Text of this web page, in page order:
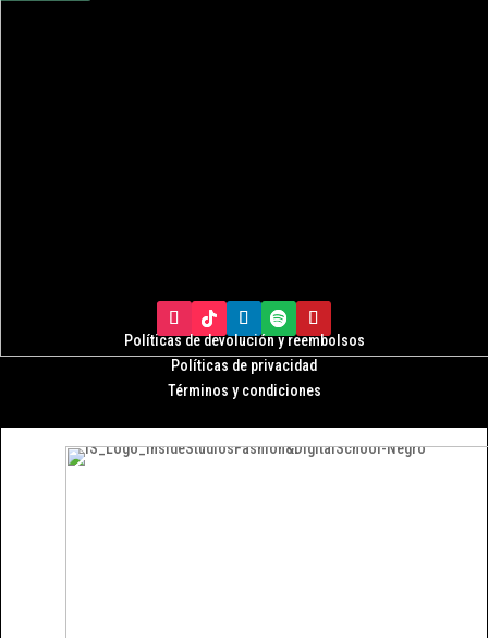
Políticas de devolución y reembolsos
Políticas de privacidad
Términos y condiciones